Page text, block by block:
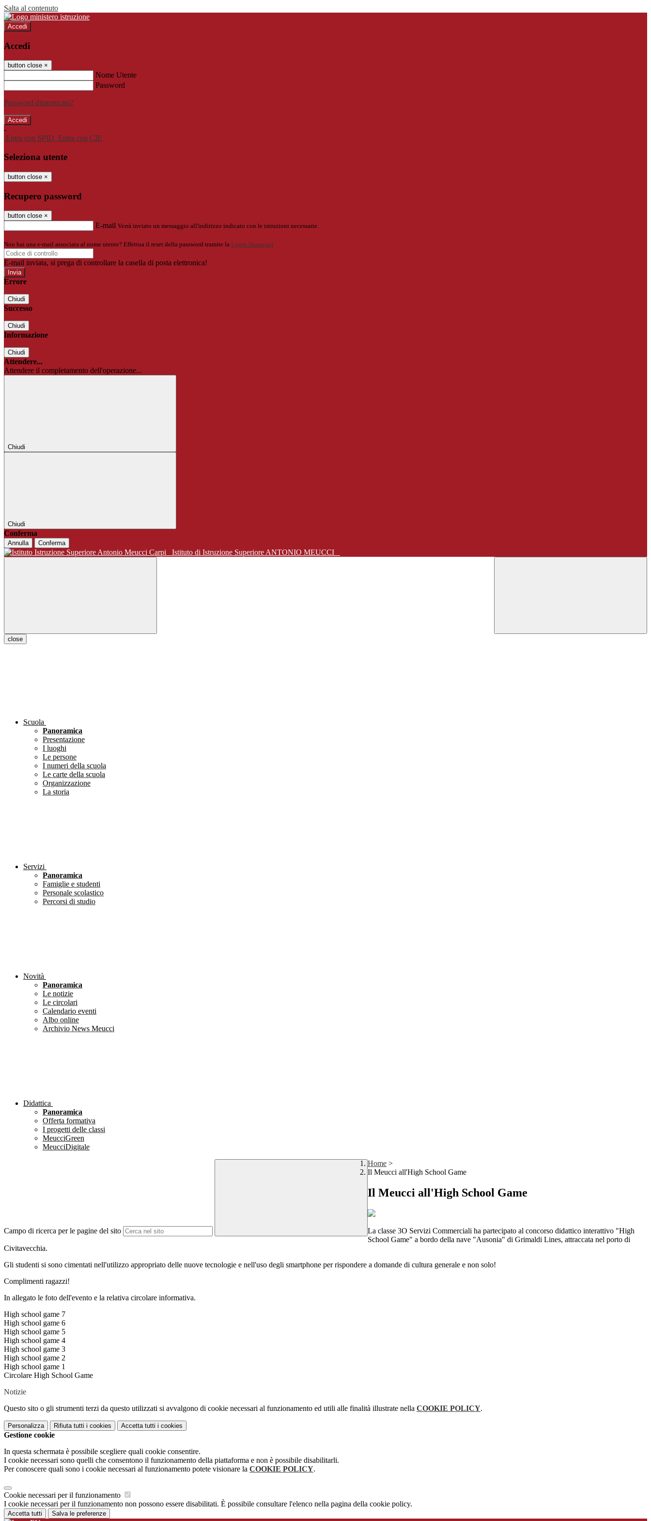
Salta al contenuto
Accedi
Accedi
button close ×
Nome Utente
Password
Password dimenticata?
-
Entra con SPID Entra con CIE
Seleziona utente
button close ×
Recupero password
button close ×
E-mail Verrà inviato un messaggio all'indirizzo indicato con le istruzioni necessarie.
Non hai una e-mail associata al nome utente? Effettua il reset della password tramite la Login Spaggiari
E-mail inviata, si prega di controllare la casella di posta elettronica!
Errore
Chiudi
Successo
Chiudi
Informazione
Chiudi
Attendere...
Attendere il completamento dell'operazione...
Chiudi
Chiudi
Conferma
Annulla Conferma
Istituto di Istruzione Superiore ANTONIO MEUCCI
close
Scuola
Panoramica
Presentazione
I luoghi
Le persone
I numeri della scuola
Le carte della scuola
Organizzazione
La storia
Servizi
Panoramica
Famiglie e studenti
Personale scolastico
Percorsi di studio
Novità
Panoramica
Le notizie
Le circolari
Calendario eventi
Albo online
Archivio News Meucci
Didattica
Panoramica
Offerta formativa
I progetti delle classi
MeucciGreen
MeucciDigitale
Campo di ricerca per le pagine del sito
Home >
Il Meucci all'High School Game
Il Meucci all'High School Game
La classe 3O Servizi Commerciali ha partecipato al concorso didattico interattivo "High
School Game" a bordo della nave "Ausonia" di Grimaldi Lines, attraccata nel porto di
Civitavecchia.
Gli studenti si sono cimentati nell'utilizzo appropriato delle nuove tecnologie e nell'uso degli smartphone per rispondere a domande di cultura generale e non solo!
Complimenti ragazzi!
In allegato le foto dell'evento e la relativa circolare informativa.
High school game 7
High school game 6
High school game 5
High school game 4
High school game 3
High school game 2
High school game 1
Circolare High School Game
Notizie
Questo sito o gli strumenti terzi da questo utilizzati si avvalgono di cookie necessari al funzionamento ed utili alle finalità illustrate nella COOKIE POLICY.
Personalizza Rifiuta tutti i cookies Accetta tutti i cookies
Gestione cookie
In questa schermata è possibile scegliere quali cookie consentire.
I cookie necessari sono quelli che consentono il funzionamento della piattaforma e non è possibile disabilitarli.
Per conoscere quali sono i cookie necessari al funzionamento potete visionare la COOKIE POLICY.
Cookie necessari per il funzionamento
I cookie necessari per il funzionamento non possono essere disabilitati. È possibile consultare l'elenco nella pagina della cookie policy.
Accetta tutti Salva le preferenze